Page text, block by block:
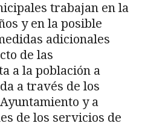
trabajan en la
y en la posible
adicionales
de las
a la población a
a través de los
y a
de los servicios de